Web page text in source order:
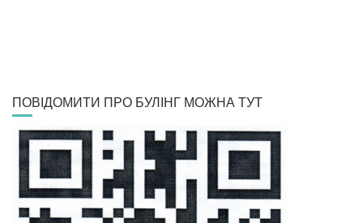
ПОВІДОМИТИ ПРО БУЛІНГ МОЖНА ТУТ